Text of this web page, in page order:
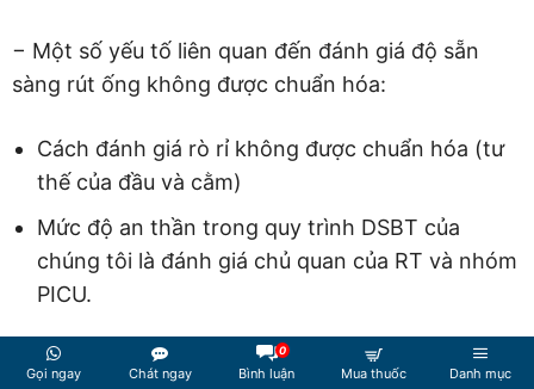
− Một số yếu tố liên quan đến đánh giá độ sẵn
sàng rút ống không được chuẩn hóa:
Cách đánh giá rò rỉ không được chuẩn hóa (tư
thế của đầu và cằm)
Mức độ an thần trong quy trình DSBT của
chúng tôi là đánh giá chủ quan của RT và nhóm
PICU.
− Không thu thập dữ liệu về việc tuân thủ BS về
Gọi ngay Chát ngay
0
Bình luận Mua thuốc Danh mục